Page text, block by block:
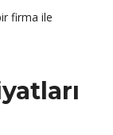
firma ile